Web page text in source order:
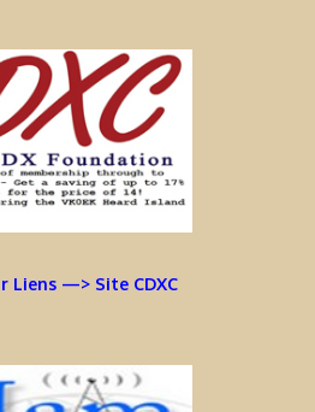
Liens —> Site CDXC